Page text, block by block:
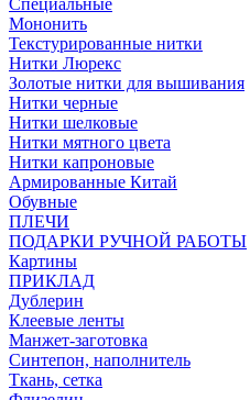
Специальные
Мононить
Текстурированные нитки
Нитки Люрекс
Золотые нитки для вышивания
Нитки черные
Нитки шелковые
Нитки мятного цвета
Нитки капроновые
Армированные Китай
Обувные
ПЛЕЧИ
ПОДАРКИ РУЧНОЙ РАБОТЫ
Картины
ПРИКЛАД
Дублерин
Клеевые ленты
Манжет-заготовка
Синтепон, наполнитель
Ткань, сетка